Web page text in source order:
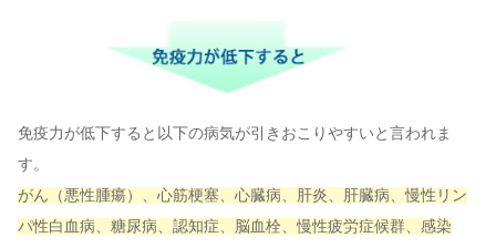
免疫力が低下すると以下の病気が引きおこりやすいと言われま
す。
がん（悪性腫瘍）、心筋梗塞、心臓病、肝炎、肝臓病、慢性リン
パ性白血病、糖尿病、認知症、脳血栓、慢性疲労症候群、感染